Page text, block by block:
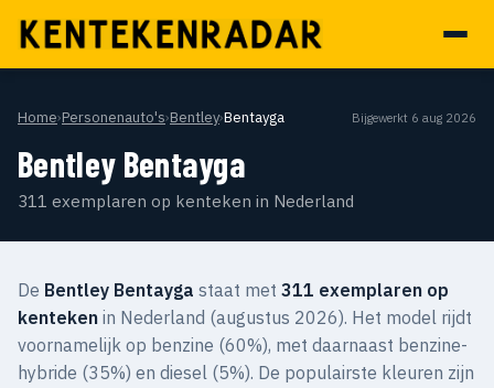
Home›Personenauto's›Bentley›Bentayga Bijgewerkt 6 aug 2026
Bentley Bentayga
311 exemplaren op kenteken in Nederland
De Bentley Bentayga staat met 311 exemplaren op
kenteken in Nederland (augustus 2026). Het model rijdt
voornamelijk op benzine (60%), met daarnaast benzine-
hybride (35%) en diesel (5%). De populairste kleuren zijn